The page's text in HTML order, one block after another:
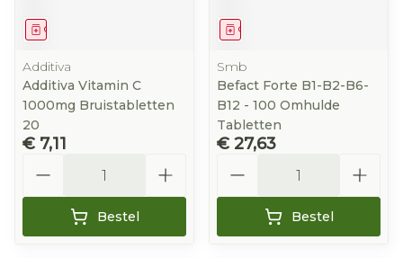
Geneesmiddel
Additiva
Additiva Vitamin C
1000mg Bruistabletten
20
€ 7,11
Bestel
Geneesmiddel
Smb
Befact Forte B1-B2-B6-
B12 - 100 Omhulde
Tabletten
€ 27,63
Bestel